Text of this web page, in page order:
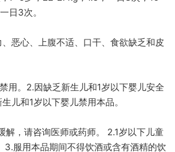
日3次。
恶心、上腹不适、口干、食欲缺乏和皮
用。2.因缺乏新生儿和1岁以下婴儿安全
儿和1岁以下婴儿禁用本品。
解，请咨询医师或药师。 2.1岁以下儿童
3.服用本品期间不得饮酒或含有酒精的饮